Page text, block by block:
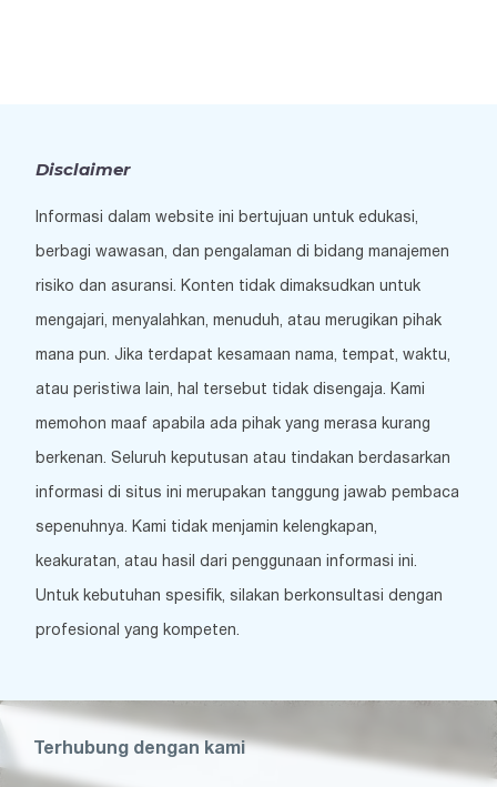
Disclaimer
Informasi dalam website ini bertujuan untuk edukasi,
berbagi wawasan, dan pengalaman di bidang manajemen
risiko dan asuransi. Konten tidak dimaksudkan untuk
mengajari, menyalahkan, menuduh, atau merugikan pihak
mana pun. Jika terdapat kesamaan nama, tempat, waktu,
atau peristiwa lain, hal tersebut tidak disengaja. Kami
memohon maaf apabila ada pihak yang merasa kurang
berkenan. Seluruh keputusan atau tindakan berdasarkan
informasi di situs ini merupakan tanggung jawab pembaca
sepenuhnya. Kami tidak menjamin kelengkapan,
keakuratan, atau hasil dari penggunaan informasi ini.
Untuk kebutuhan spesifik, silakan berkonsultasi dengan
profesional yang kompeten.
Terhubung dengan kami